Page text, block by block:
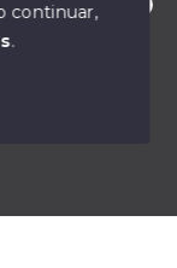
te ajudar.
MAIORI -
continuar,
.